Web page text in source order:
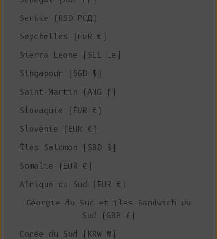
Serbie (RSD РСД)
Seychelles (EUR €)
Sierra Leone (SLL Le)
Singapour (SGD $)
Saint-Martin (ANG ƒ)
Slovaquie (EUR €)
Slovénie (EUR €)
Îles Salomon (SBD $)
Somalie (EUR €)
Afrique du Sud (EUR €)
Géorgie du Sud et îles Sandwich du
Sud (GBP £)
Corée du Sud (KRW ₩)